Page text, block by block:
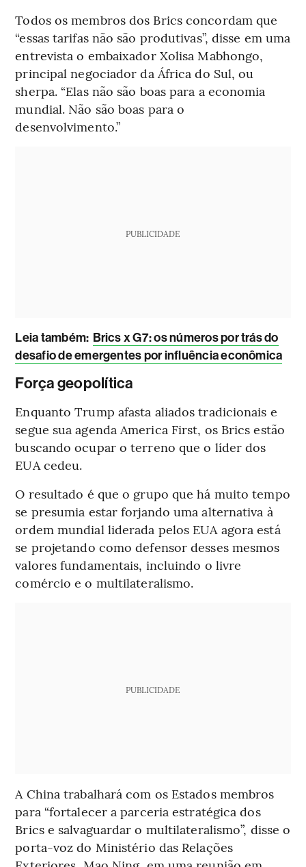
Todos os membros dos Brics concordam que
“essas tarifas não são produtivas”, disse em uma
entrevista o embaixador Xolisa Mabhongo,
principal negociador da África do Sul, ou
sherpa. “Elas não são boas para a economia
mundial. Não são boas para o
desenvolvimento.”
PUBLICIDADE
Leia também: Brics x G7: os números por trás do
desafio de emergentes por influência econômica
Força geopolítica
Enquanto Trump afasta aliados tradicionais e
segue sua agenda America First, os Brics estão
buscando ocupar o terreno que o líder dos
EUA cedeu.
O resultado é que o grupo que há muito tempo
se presumia estar forjando uma alternativa à
ordem mundial liderada pelos EUA agora está
se projetando como defensor desses mesmos
valores fundamentais, incluindo o livre
comércio e o multilateralismo.
PUBLICIDADE
A China trabalhará com os Estados membros
para “fortalecer a parceria estratégica dos
Brics e salvaguardar o multilateralismo”, disse o
porta-voz do Ministério das Relações